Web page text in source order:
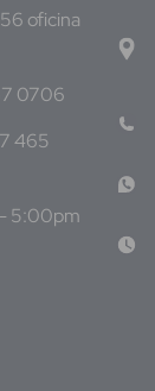
oficina
0706
465
5:00pm